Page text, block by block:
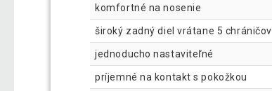
komfortné na nosenie
široký zadný diel vrátane 5 chráničov
jednoducho nastaviteľné
príjemné na kontakt s pokožkou